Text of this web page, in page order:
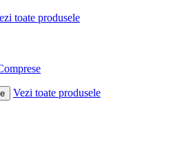
toate produsele
Vezi toate produsele